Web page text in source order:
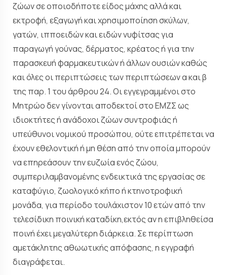
ζώων σε οποιοδήποτε είδος μάχης αλλά και
εκτροφή, εξαγωγή και χρησιμοποίηση σκύλων,
γατών, ιπποειδών και ειδών νυφίτσας για
παραγωγή γούνας, δέρματος, κρέατος ή για την
παρασκευή φαρμακευτικών ή άλλων ουσιών καθώς
και όλες οι περιπτώσεις των περιπτώσεων α και β
της παρ. 1 του άρθρου 24. Οι εγγεγραμμένοι στο
Μητρώο δεν γίνονται αποδεκτοί στο ΕΜΖΣ ως
ιδιοκτήτες ή ανάδοχοι ζώων συντροφιάς ή
υπεύθυνοι νομικού προσώπου, ούτε επιτρέπεται να
έχουν εθελοντική ή μη θέση από την οποία μπορούν
να επηρεάσουν την ευζωία ενός ζώου,
συμπεριλαμβανομένης ενδεικτικά της εργασίας σε
καταφύγιο, ζωολογικό κήπο ή κτηνοτροφική
μονάδα, για περίοδο τουλάχιστον 10 ετών από την
τελεσίδικη ποινική καταδίκη,εκτός αν η επιβληθείσα
ποινή έχει μεγαλύτερη διάρκεια. Σε περίπτωση
αμετάκλητης αθωωτικής απόφασης, η εγγραφή
διαγράφεται.